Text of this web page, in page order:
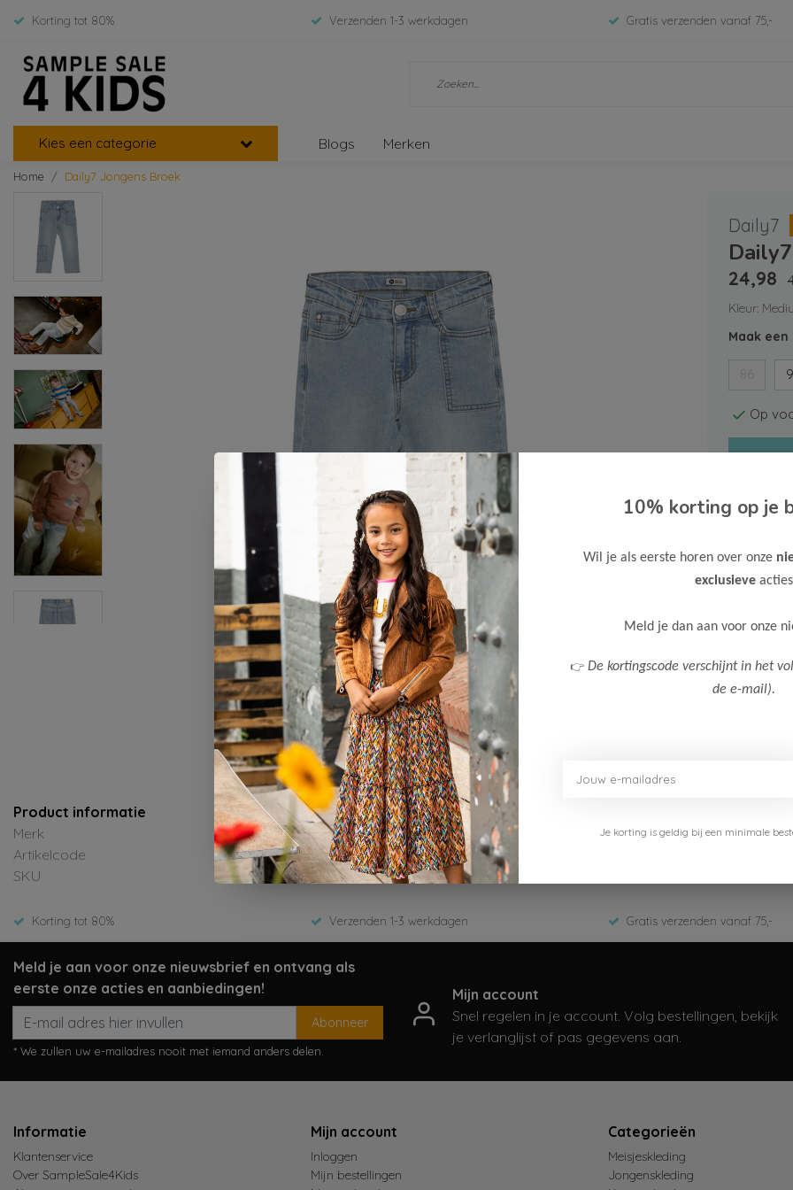
Korting tot 80% Verzenden 1-3 werkdagen Gratis verzenden vanaf 75,-
Kies een categorie Blogs Merken
Home Daily7 Jongens Broek
Daily7
24,98
Kleur:
Maak een
Op
Gratis
Meer
Product informatie
Merk
Daily7
Artikelcode
920205-7151-Medium Denim
SKU
ED-Winter 2025
Korting tot 80% Verzenden 1-3 werkdagen Gratis verzenden vanaf 75,-
Meld je aan voor onze nieuwsbrief en ontvang als
eerste onze acties en aanbiedingen!
Abonneer
* We zullen uw e-mailadres nooit met iemand anders delen.
Mijn account
Snel regelen in je account. Volg bestellingen, bekijk
je verlanglijst of pas gegevens aan.
Informatie
Klantenservice
Over SampleSale4Kids
Mijn account
Inloggen
Mijn bestellingen
Categorieën
Meisjeskleding
Jongenskleding
10% korting op je
Wil je als eerste horen over onze
exclusieve
Meld je dan aan voor onze
👉 De kortingscode verschijnt in het
de e-mail).
Je korting is geldig bij een minimale